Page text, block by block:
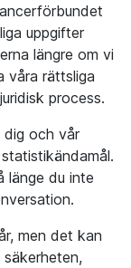
uppgifter
längre om vi
våra rättsliga
process.
dig och vår
länge du inte
men det kan